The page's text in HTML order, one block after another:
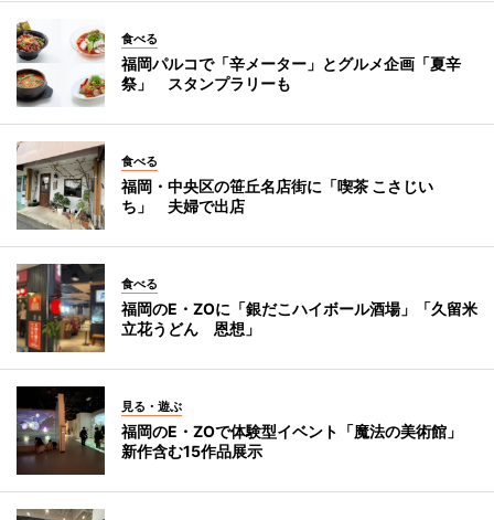
食べる
福岡パルコで「辛メーター」とグルメ企画「夏辛
祭」 スタンプラリーも
食べる
福岡・中央区の笹丘名店街に「喫茶 こさじい
ち」 夫婦で出店
食べる
福岡のE・ZOに「銀だこハイボール酒場」「久留米
立花うどん 恩想」
見る・遊ぶ
福岡のE・ZOで体験型イベント「魔法の美術館」
新作含む15作品展示